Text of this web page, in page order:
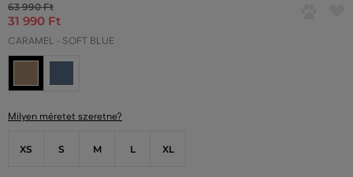
63 990 Ft
31 990 Ft
CARAMEL - SOFT BLUE
Milyen méretet szeretne?
XS S M L XL